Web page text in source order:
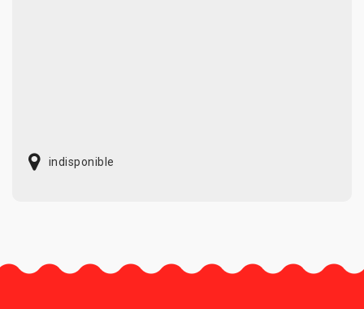
indisponible